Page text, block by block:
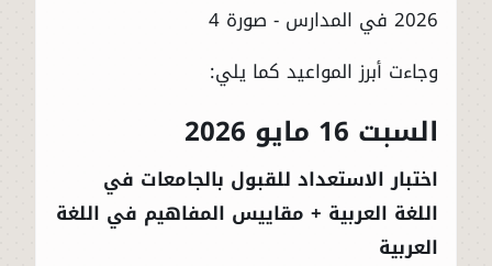
وجاءت أبرز المواعيد كما يلي:
السبت 16 مايو 2026
اختبار الاستعداد للقبول بالجامعات في
اللغة العربية + مقاييس المفاهيم في اللغة
العربية